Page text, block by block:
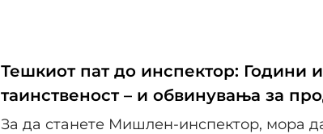
Тешкиот пат до инспектор: Години
таинственост – и обвинувања за
За да станете Мишлен-инспектор, мора